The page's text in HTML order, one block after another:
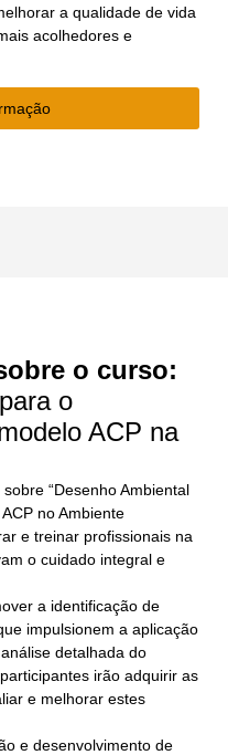
a qualidade de vida
acolhedores e
o curso:
o
ACP na
“Desenho Ambiental
no Ambiente
e treinar profissionais na
o cuidado integral e
a identificação de
impulsionem a aplicação
detalhada do
irão adquirir as
e melhorar estes
e desenvolvimento de